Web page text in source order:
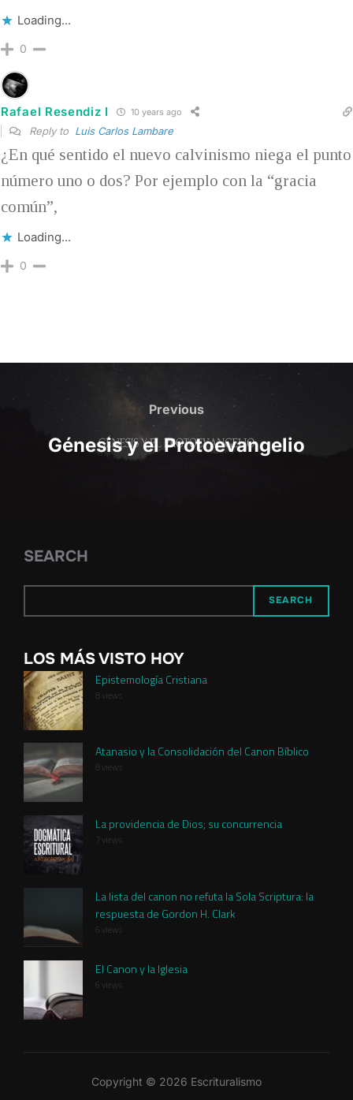
Loading...
0
Rafael Resendiz I 10 years ago
Reply to Luis Carlos Lambare
¿En qué sentido el nuevo calvinismo niega el punto
número uno o dos? Por ejemplo con la “gracia
común”,
Loading...
0
navigation
Previous
Previous
Génesis y el Protoevangelio
SEARCH
SEARCH
LOS MÁS VISTO HOY
Epistemología Cristiana
8 views
Atanasio y la Consolidación del Canon Bíblico
8 views
La providencia de Dios; su concurrencia
7 views
La lista del canon no refuta la Sola Scriptura: la
respuesta de Gordon H. Clark
6 views
El Canon y la Iglesia
6 views
Copyright © 2026 Escrituralismo